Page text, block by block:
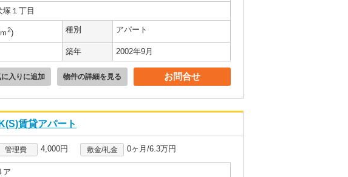
塚１丁目
2) 種別 アパート
築年 2002年9月
お問合せ
物件の詳細を見る
に入りに追加
賃貸アパート
管理費 4,000円 敷金/礼金 0ヶ月/6.3万円
ア